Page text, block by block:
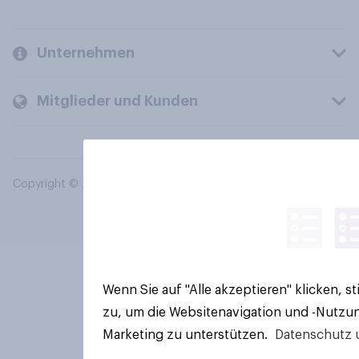
Unternehmen
Mitglieder und Kunden
Copyright © 2026 YouGov PLC. Alle Rechte vorbehalten.
Wenn Sie auf "Alle akzeptieren" klicken,
zu, um die Websitenavigation und -
Marketing zu unterstützen.
Datenschutz